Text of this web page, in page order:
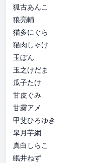
狐古あんこ
狼亮輔
猫多にぐら
猫肉しゃけ
玉ぼん
玉之けだま
瓜子たけ
甘皮ぐみ
甘露アメ
甲斐ひろゆき
皐月芋網
真白しらこ
眠井ねず